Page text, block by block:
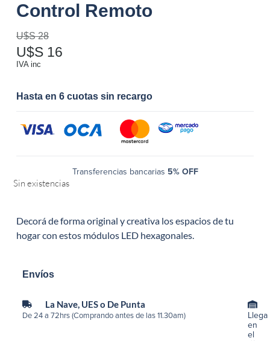
Control Remoto
U$S28
U$S 16
IVA inc
Hasta en 6 cuotas sin recargo
Transferencias bancarias 5% OFF
Sin existencias
Decorá de forma original y creativa los espacios de tu
hogar con estos módulos LED hexagonales.
Envíos
La Nave, UES o De Punta
De 24 a 72hrs (Comprando antes de las 11.30am)
Llega
en
el